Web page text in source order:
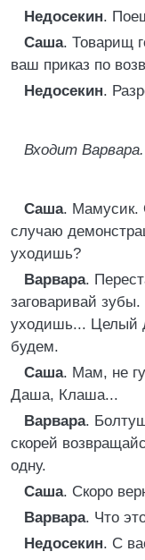
Недосекин.
Саша. Товарищ
ваш приказ по
Недосекин.
Входит Варвара.
Саша. Мамусик.
случаю
уходишь?
Варвара.
заговаривай
уходишь... Целый
будем.
Саша. Мам, не
Даша, Клаша...
Варвара.
скорей
одну.
Саша. Скоро
Варвара. Что
Недосекин. С